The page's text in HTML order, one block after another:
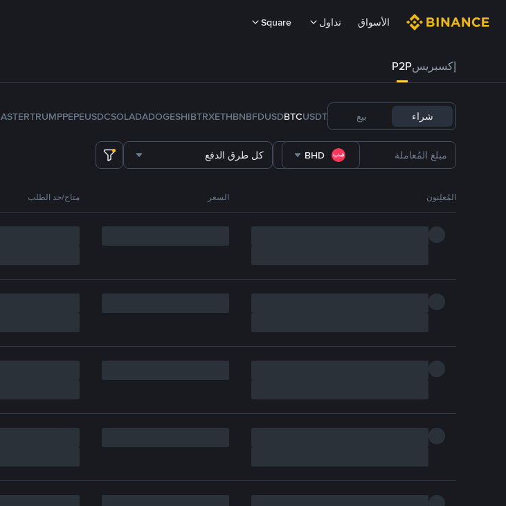
الأسواق تداول Square
إكسبريسP2P
شراء بيع USDT
BTC
FDUSD
BNB
ETH
TRX
SHIB
DOGE
ADA
SOL
USDC
PEPE
TRUMP
ASTER
BHD كل طرق الدفع
المُعلِنون السعر متاح/حد الطلب